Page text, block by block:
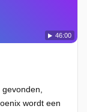
46:00
wordt een